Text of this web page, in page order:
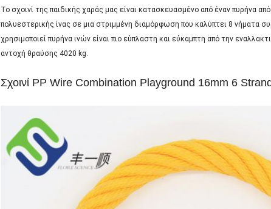
Το σχοινί της παιδικής χαράς μας είναι κατασκευασμένο από έναν πυρήνα
πολυεστερικής ίνας σε μια στριμμένη διαμόρφωση που καλύπτει 8 νήματα
χρησιμοποιεί πυρήνα ινών είναι πιο εύπλαστη και εύκαμπτη από την
αντοχή θραύσης 4020 kg.
Σχοινί PP Wire Combination Playground 16mm 6